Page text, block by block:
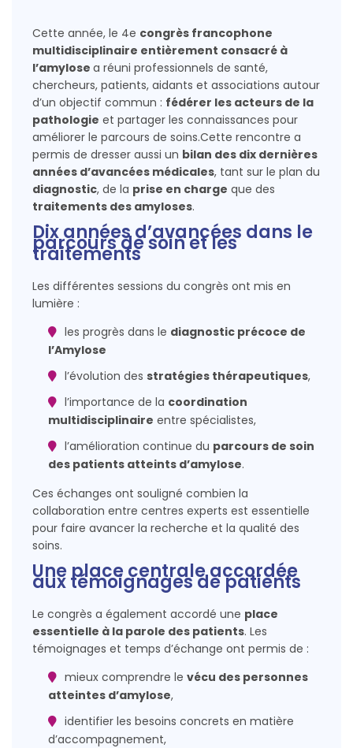
Cette année, le 4e congrès francophone
multidisciplinaire entièrement consacré à
l’amylose a réuni professionnels de santé,
chercheurs, patients, aidants et associations autour
d’un objectif commun : fédérer les acteurs de la
pathologie et partager les connaissances pour
améliorer le parcours de soins.Cette rencontre a
permis de dresser aussi un bilan des dix dernières
années d’avancées médicales, tant sur le plan du
diagnostic, de la prise en charge que des
traitements des amyloses.
Dix années d’avancées dans le
parcours de soin et les
traitements
Les différentes sessions du congrès ont mis en
lumière :
les progrès dans le diagnostic précoce de
l’Amylose
l’évolution des stratégies thérapeutiques,
l’importance de la coordination
multidisciplinaire entre spécialistes,
l’amélioration continue du parcours de soin
des patients atteints d’amylose.
Ces échanges ont souligné combien la
collaboration entre centres experts est essentielle
pour faire avancer la recherche et la qualité des
soins.
Une place centrale accordée
aux témoignages de patients
Le congrès a également accordé une place
essentielle à la parole des patients. Les
témoignages et temps d’échange ont permis de :
mieux comprendre le vécu des personnes
atteintes d’amylose,
identifier les besoins concrets en matière
d’accompagnement,